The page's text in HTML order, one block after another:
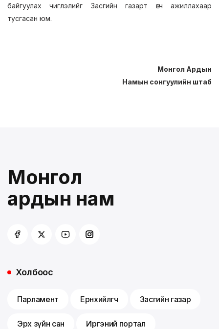
байгуулах чиглэлийг Засгийн газарт өгч ажиллахаар
тусгасан юм.
Монгол Ардын
Намын сонгуулийн штаб
Монгол
ардын нам
Холбоос
Парламент Ерөнхийлөгч Засгийн газар
Эрх зүйн сан Иргэний портал